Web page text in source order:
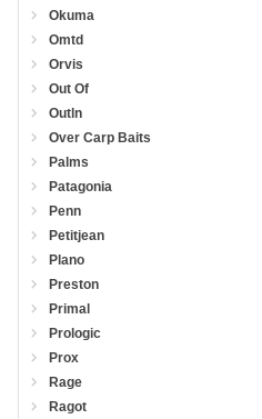
Okuma
Omtd
Orvis
Out Of
Outln
Over Carp Baits
Palms
Patagonia
Penn
Petitjean
Plano
Preston
Primal
Prologic
Prox
Rage
Ragot